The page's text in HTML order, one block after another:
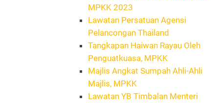
MPKK 2023
Lawatan Persatuan Agensi
Pelancongan Thailand
Tangkapan Haiwan Rayau Oleh
Penguatkuasa, MPKK
Majlis Angkat Sumpah Ahli-Ahli
Majlis, MPKK
Lawatan YB Timbalan Menteri